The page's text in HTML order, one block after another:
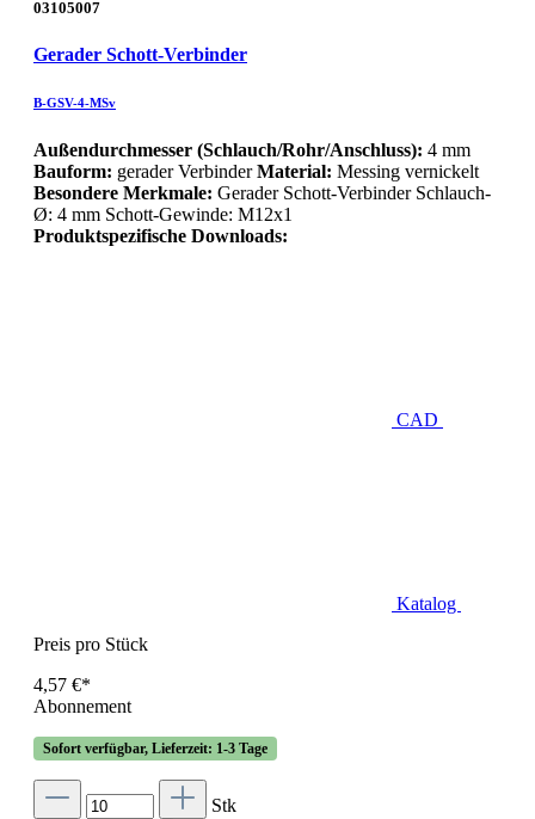
03105007
Gerader Schott-Verbinder
B-GSV-4-MSv
Außendurchmesser (Schlauch/Rohr/Anschluss): 4 mm
Bauform: gerader VerbinderMaterial: Messing vernickelt
Besondere Merkmale: Gerader Schott-Verbinder Schlauch-
Ø: 4 mm Schott-Gewinde: M12x1
Produktspezifische Downloads:
CAD
Katalog
Preis pro Stück
4,57 €*
Abonnement
Sofort verfügbar, Lieferzeit: 1-3 Tage
Stk